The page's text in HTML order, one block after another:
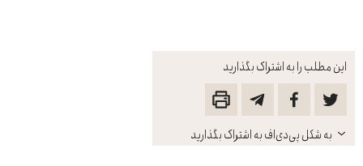
این مطلب را به اشتراک بگذارید
باز
کنید
به شکل پی‌دی‌اف به اشتراک بگذارید